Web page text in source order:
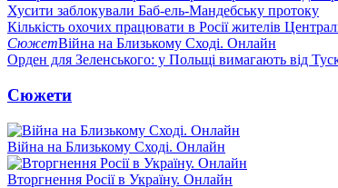
Хусити заблокували Баб-ель-Мандебську протоку
Кількість охочих працювати в Росії жителів
СюжетВійна на Близькому Сході. Онлайн
Орден для Зеленського: у Польщі вимагають від
Сюжети
Війна на Близькому Сході. Онлайн
Вторгнення Росії в Україну. Онлайн